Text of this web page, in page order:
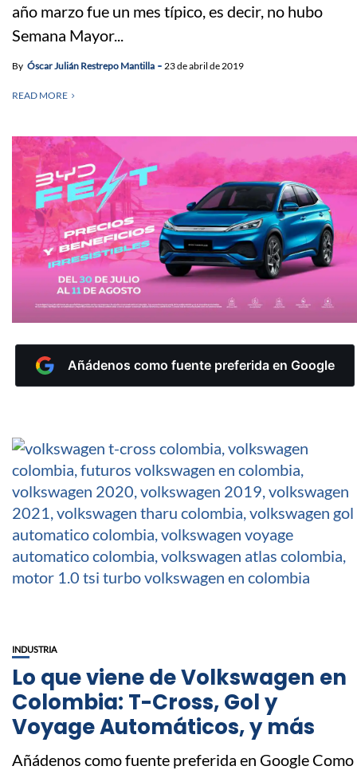
año marzo fue un mes típico, es decir, no hubo
Semana Mayor...
By Óscar Julián Restrepo Mantilla 23 de abril de 2019
READ MORE
Añádenos como fuente preferida en Google
INDUSTRIA
Lo que viene de Volkswagen en
Colombia: T-Cross, Gol y
Voyage Automáticos, y más
Añádenos como fuente preferida en Google Como